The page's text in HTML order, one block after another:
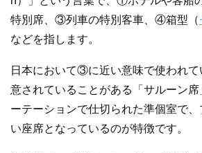
特別席、③列車の特別客車、④箱型（
などを指します。
日本において③に近い意味で使われて
意されていることがある「サルーン
ーテーションで仕切られた準個室で
い座席となっているのが特徴です。